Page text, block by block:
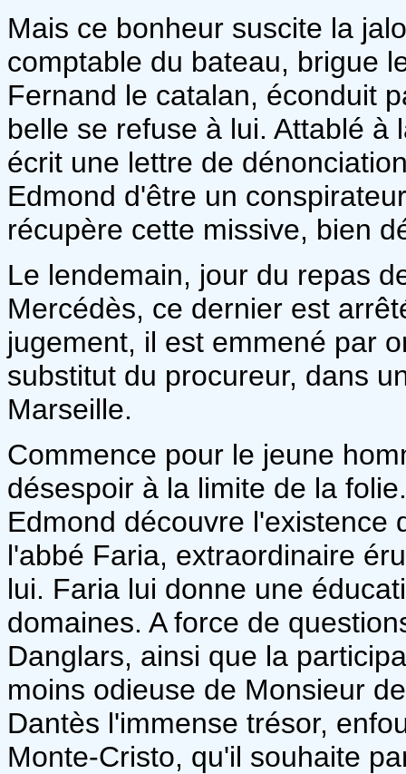
Mais ce bonheur suscite la
comptable du bateau, brigue
Fernand le catalan, éconduit
belle se refuse à lui. Attablé
écrit une lettre de
Edmond d'être un
récupère cette missive, bien
Le lendemain, jour du repas
Mercédès, ce dernier est
jugement, il est emmené par
substitut du procureur, dans
Marseille.
Commence pour le jeune
désespoir à la limite de la
Edmond découvre l'existence
l'abbé Faria, extraordinaire
lui. Faria lui donne une
domaines. A force de
Danglars, ainsi que la
moins odieuse de Monsieur
Dantès l'immense trésor,
Monte-Cristo, qu'il souhaite